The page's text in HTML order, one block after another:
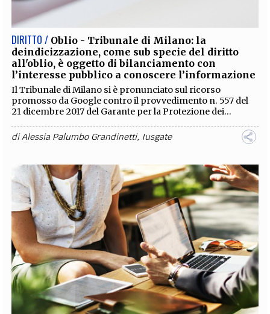
DIRITTO / Oblio - Tribunale di Milano: la
deindicizzazione, come sub specie del diritto
all'oblio, è oggetto di bilanciamento con
l’interesse pubblico a conoscere l’informazione
Il Tribunale di Milano si è pronunciato sul ricorso
promosso da Google contro il provvedimento n. 557 del
21 dicembre 2017 del Garante per la Protezione dei...
diAlessia Palumbo Grandinetti, Iusgate